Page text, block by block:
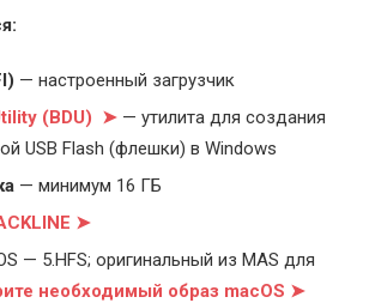
— настроенный загрузчик
(BDU) ➤ — утилита для создания
USB Flash (флешки) в Windows
— минимум 16 ГБ
➤
— 5.HFS; оригинальный из MAS для
необходимый образ macOS ➤